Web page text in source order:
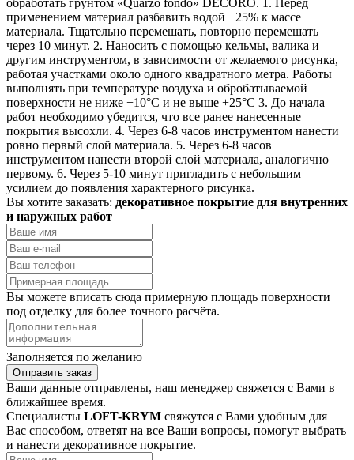
обработать грунтом «Quarzo fondo» DECORO. 1. Перед
применением материал разбавить водой +25% к массе
материала. Тщательно перемешать, повторно перемешать
через 10 минут. 2. Наносить с помощью кельмы, валика и
другим инструментом, в зависимости от желаемого рисунка,
работая участками около одного квадратного метра. Работы
выполнять при температуре воздуха и обробатываемой
поверхности не ниже +10°С и не выше +25°С 3. До начала
работ необходимо убедится, что все ранее нанесенные
покрытия высохли. 4. Через 6-8 часов инструментом нанести
ровно первый слой материала. 5. Через 6-8 часов
инструментом нанести второй слой материала, аналогично
первому. 6. Через 5-10 минут пригладить с небольшим
усилием до появления характерного рисунка.
Вы хотите заказать: декоративное покрытие для внутренних
и наружных работ
Вы можете вписать сюда примерную площадь поверхности
под отделку для более точного расчёта.
Заполняется по желанию
Отправить заказ
Ваши данные отправлены, наш менеджер свяжется с Вами в
ближайшее время.
Специалисты LOFT-KRYM свяжутся с Вами удобным для
Вас способом, ответят на все Ваши вопросы, помогут выбрать
и нанести декоративное покрытие.